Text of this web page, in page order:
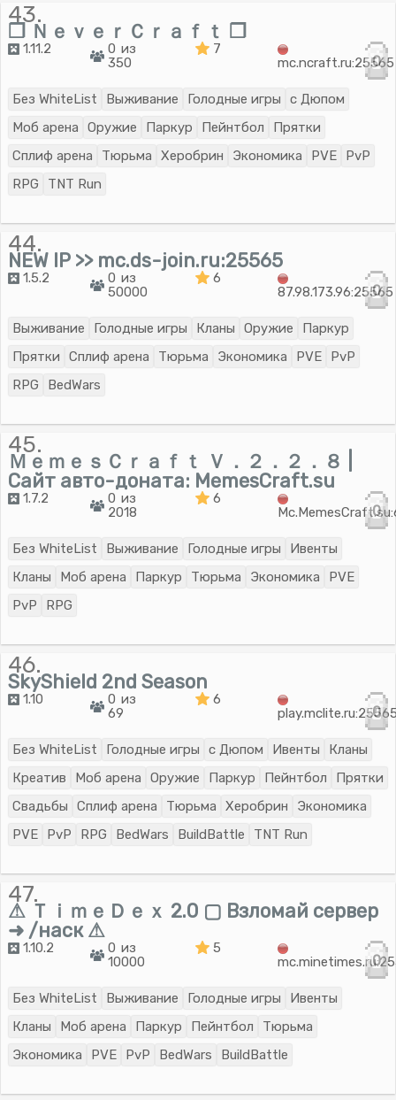
43.
❐ ＮｅｖｅｒＣｒａｆｔ ❐
1.11.2
0 из
350
7
mc.ncraft.ru:25565
0
Без WhiteList Выживание Голодные игры
с Дюпом
Моб арена
Оружие Паркур Пейнтбол
Прятки
Сплиф арена
Тюрьма Херобрин Экономика PVE
PvP
RPG
TNT Run
44.
NEW IP >> mc.ds-join.ru:25565
1.5.2
0 из
50000
6
87.98.173.96:25565
0
Выживание Голодные игры Кланы Оружие
Паркур
Прятки
Сплиф арена Тюрьма Экономика PVE
PvP
RPG
BedWars
45.
ＭｅｍｅｓＣｒａｆｔ Ｖ．２．２．８ |
Сайт авто-доната: MemesCraft.su
1.7.2
0 из
2018
6
0
Без WhiteList Выживание Голодные игры
Ивенты
Кланы
Моб арена Паркур Тюрьма Экономика
PVE
PvP
RPG
46.
SkyShield 2nd Season
1.10
0 из
69
6
0
Без WhiteList Голодные игры с Дюпом Ивенты
Кланы
Креатив
Моб арена Оружие Паркур Пейнтбол
Прятки
Свадьбы
Сплиф арена Тюрьма Херобрин
Экономика
PVE
PvP RPG BedWars BuildBattle TNT Run
47.
⚠ ＴｉｍｅＤｅｘ 2.0 ▢ Взломай сервер
➜ /наск ⚠
1.10.2
0 из
10000
5
0
Без WhiteList Выживание Голодные игры
Ивенты
Кланы
Моб арена Паркур Пейнтбол
Тюрьма
Экономика
PVE PvP BedWars BuildBattle